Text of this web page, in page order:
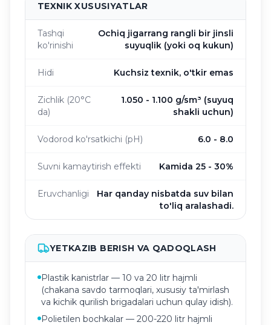
TEXNIK XUSUSIYATLAR
Tashqi
ko'rinishi
Ochiq jigarrang rangli bir jinsli
suyuqlik (yoki oq kukun)
Hidi Kuchsiz texnik, o'tkir emas
Zichlik (20°C
da)
1.050 - 1.100 g/sm³ (suyuq
shakli uchun)
Vodorod ko'rsatkichi (pH) 6.0 - 8.0
Suvni kamaytirish effekti Kamida 25 - 30%
Eruvchanligi
Har qanday nisbatda suv bilan
to'liq aralashadi.
YETKAZIB BERISH VA QADOQLASH
Plastik kanistrlar — 10 va 20 litr hajmli
(chakana savdo tarmoqlari, xususiy ta'mirlash
va kichik qurilish brigadalari uchun qulay idish).
Polietilen bochkalar — 200-220 litr hajmli